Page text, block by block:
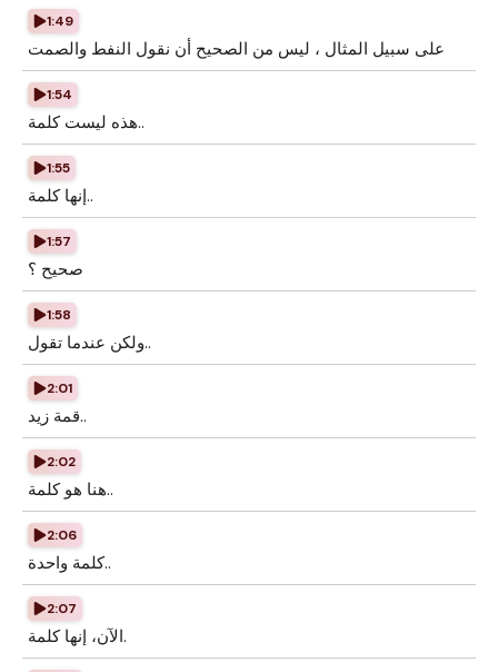
1:49
على سبيل المثال ، ليس من الصحيح أن نقول النفط والصمت
1:54
هذه ليست كلمة..
1:55
إنها كلمة..
1:57
صحيح ؟
1:58
ولكن عندما تقول..
2:01
قمة زيد..
2:02
هنا هو كلمة..
2:06
كلمة واحدة..
2:07
الآن، إنها كلمة.